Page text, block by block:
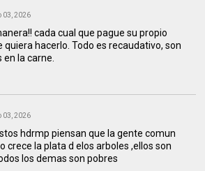
03, 2026
cada cual que pague su propio
quiera hacerlo. Todo es recaudativo, son
en la carne.
03, 2026
hdrmp piensan que la gente comun
crece la plata d elos arboles ,ellos son
los demas son pobres